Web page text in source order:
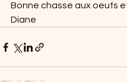
Bonne chasse aux oeufs
Diane